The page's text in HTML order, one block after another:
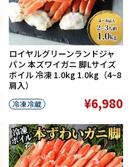
ロイヤルグリーンランドジャ
パン 本ズワイガニ 脚Lサイズ
ボイル 冷凍 1.0kg 1.0kg（4~8
肩入）
冷凍冷蔵 ¥6,980
在庫切れ